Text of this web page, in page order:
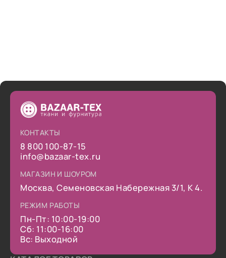
КОНТАКТЫ
8 800 100-87-15
info@bazaar-tex.ru
МАГАЗИН И ШОУРОМ
Москва, Семеновская Набережная 3/1, К 4.
РЕЖИМ РАБОТЫ
Пн-Пт: 10:00-19:00
Сб: 11:00-16:00
Вс: Выходной